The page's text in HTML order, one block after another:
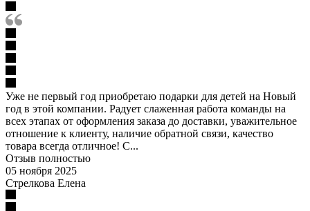
Уже не первый год приобретаю подарки для детей на Новый
год в этой компании. Радует слаженная работа команды на
всех этапах от оформления заказа до доставки, уважительное
отношение к клиенту, наличие обратной связи, качество
товара всегда отличное! С...
Отзыв полностью
05 ноября 2025
Стрелкова Елена